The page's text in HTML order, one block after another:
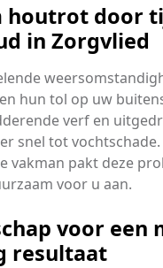
houtrot door
in Zorgvlied
hun tol op uw
verf en
snel tot vochtschade.
vakman pakt deze
voor u aan.
voor een
resultaat